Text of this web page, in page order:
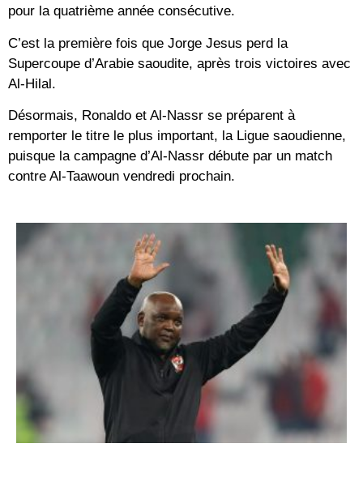
pour la quatrième année consécutive.
C’est la première fois que Jorge Jesus perd la
Supercoupe d’Arabie saoudite, après trois victoires avec
Al-Hilal.
Désormais, Ronaldo et Al-Nassr se préparent à
remporter le titre le plus important, la Ligue saoudienne,
puisque la campagne d’Al-Nassr débute par un match
contre Al-Taawoun vendredi prochain.